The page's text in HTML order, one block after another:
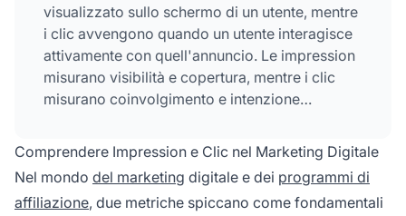
visualizzato sullo schermo di un utente, mentre
i clic avvengono quando un utente interagisce
attivamente con quell'annuncio. Le impression
misurano visibilità e copertura, mentre i clic
misurano coinvolgimento e intenzione
Comprendere Impression e Clic nel Marketing Digitale
Nel mondo del marketing digitale e dei programmi di
affiliazione, due metriche spiccano come fondamentali